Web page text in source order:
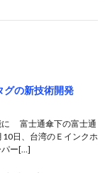
グの新技術開発
に 富士通傘下の富士通
日、台湾のＥインクホ
パー[…]